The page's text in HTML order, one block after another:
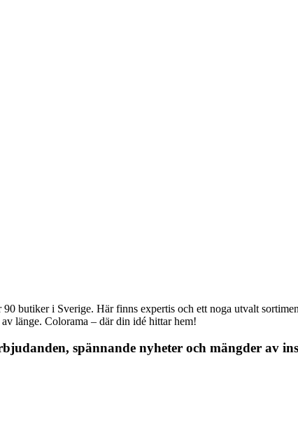
butiker i Sverige. Här finns expertis och ett noga utvalt
länge. Colorama – där din idé hittar hem!
spännande nyheter och mängder av